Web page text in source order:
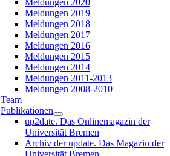
Meldungen 2019
Meldungen 2018
Meldungen 2017
Meldungen 2016
Meldungen 2015
Meldungen 2014
Meldungen 2011-2013
Meldungen 2008-2010
Team
Publikationen
up2date. Das Onlinemagazin der
Universität Bremen
Archiv der update. Das Magazin der
Universität Bremen